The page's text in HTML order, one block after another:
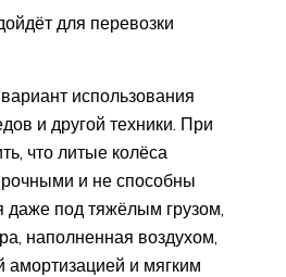
для перевозки
использования
и другой техники. При
что литые колёса
и не способны
под тяжёлым грузом,
наполненная воздухом,
амортизацией и мягким